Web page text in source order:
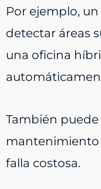
Por ejemplo,
detectar áreas
una oficina
También
mantenimiento
falla costosa.